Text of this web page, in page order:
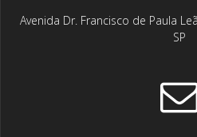
Avenida Dr. Francisco de Paula
SP